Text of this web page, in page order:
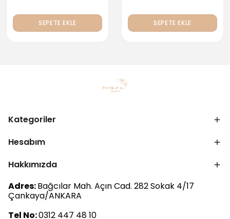
SEPETE EKLE SEPETE EKLE
Kategoriler
Hesabım
Hakkımızda
Adres:Bağcılar Mah. Açın Cad. 282 Sokak 4/17
Çankaya/ANKARA
Tel No:0312 447 48 10